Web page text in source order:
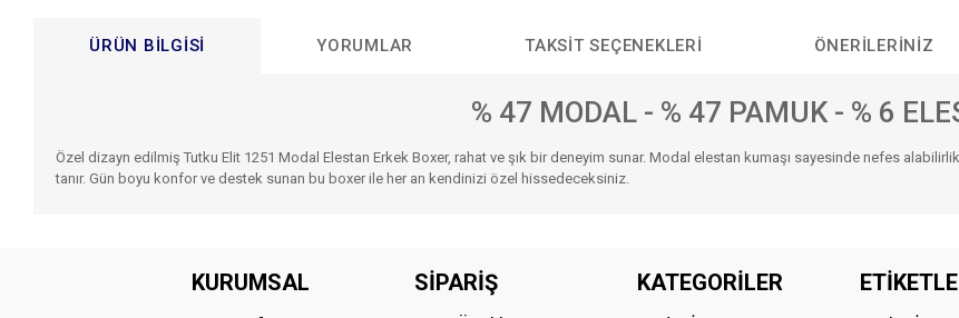
ÜRÜN BILGISI YORUMLAR TAKSIT SEÇENEKLERI ÖNERILERINIZ
% 47 MODAL - % 47 PAMUK - % 6
Özel dizayn edilmiş Tutku Elit 1251 Modal Elestan Erkek Boxer, rahat ve şık bir deneyim sunar. Modal elestan kumaşı sayesinde nefes alabilirlik
tanır. Gün boyu konfor ve destek sunan bu boxer ile her an kendinizi özel hissedeceksiniz.
Bu ürüne ilk yorumu siz yapın!
KURUMSAL SİPARİŞ KATEGORİLER